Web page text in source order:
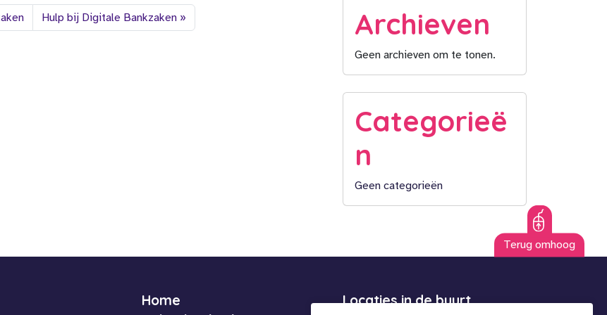
Hulp bij Digitale Bankzaken Archieven
Geen archieven om te tonen.
Categorieë
n
Geen categorieën
Terug omhoog
Home
Locaties in de buurt